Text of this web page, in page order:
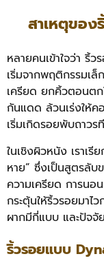
สาเหตุของ
หลายคนเข้าใจว่า ริ้
เริ่มจากพฤติกรรมเ
เครียด ยกคิ้วตอนตก
กันแดด ล้วนเร่งให้ค
เริ่มเกิดรอยพับถาวร
ในเชิงผิวหนัง เราเรี
หาย” ซึ่งเป็นสูตรลับ
ความเครียด การนอ
กระตุ้นให้ริ้วรอยมาไ
ผากมีกี่แบบ และปัจจั
ริ้วรอยแบบ